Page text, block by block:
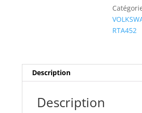
RTA452
Description
Description